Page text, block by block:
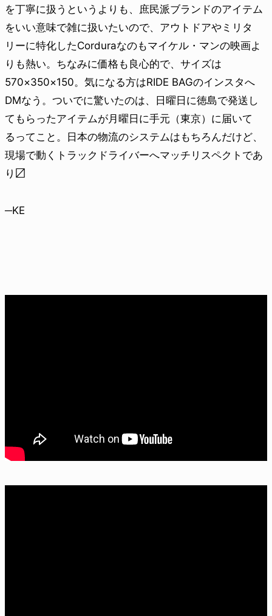
を丁寧に扱うというよりも、庶民派ブランドのアイテム
をいい意味で雑に扱いたいので、アウトドアやミリタ
リーに特化したCorduraなのもマイケル・マンの映画よ
りも熱い。ちなみに価格も良心的で、サイズは
570×350×150。気になる方はRIDE BAGのインスタへ
DMなう。ついでに驚いたのは、日曜日に徳島で発送し
てもらったアイテムが月曜日に手元（東京）に届いて
るってこと。日本の物流のシステムはもちろんだけど、
現場で動くトラックドライバーへマッチリスペクトであ
り〼
─KE